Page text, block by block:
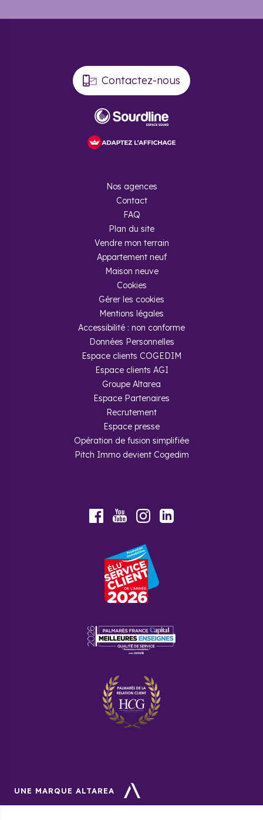
Contactez-nous
Nos agences
Contact
FAQ
Plan du site
Vendre mon terrain
Appartement neuf
Maison neuve
Cookies
Gérer les cookies
Mentions légales
Accessibilité : non conforme
Données Personnelles
Espace clients COGEDIM
Espace clients AGI
Groupe Altarea
Espace Partenaires
Recrutement
Espace presse
Opération de fusion simplifiée
Pitch Immo devient Cogedim
FacebookYoutubeInstagram
UNE MARQUE ALTAREA